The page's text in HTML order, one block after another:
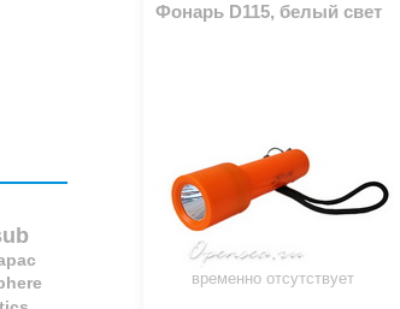
Фонарь D115, белый свет
временно отсутствует